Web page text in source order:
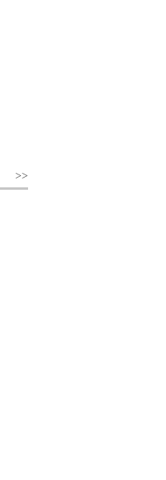
>>